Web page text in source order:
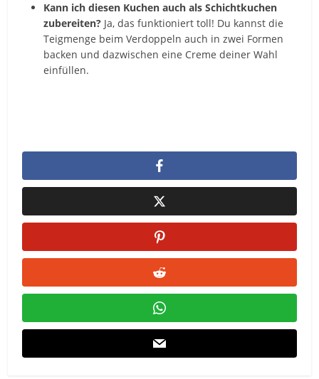
Kann ich diesen Kuchen auch als Schichtkuchen
zubereiten? Ja, das funktioniert toll! Du kannst die
Teigmenge beim Verdoppeln auch in zwei Formen
backen und dazwischen eine Creme deiner Wahl
einfüllen.